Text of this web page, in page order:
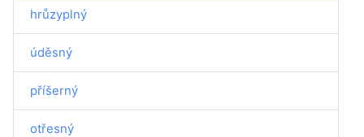
hrůzyplný
úděsný
příšerný
otřesný